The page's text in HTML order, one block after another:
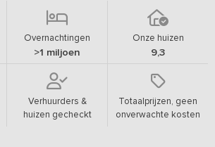
Overnachtingen
>1 miljoen
Onze huizen
9,3
Verhuurders &
huizen gecheckt
Totaalprijzen, geen
onverwachte kosten